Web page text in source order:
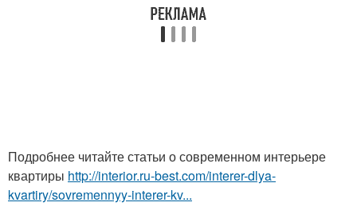
Подробнее читайте статьи о современном интерьере
квартиры http://interior.ru-best.com/interer-dlya-
kvartiry/sovremennyy-interer-kv...